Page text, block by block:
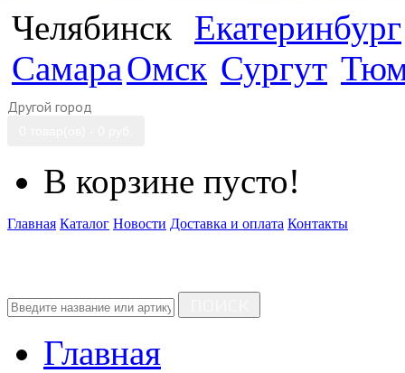
Челябинск
Екатеринбург
СамараОмск Сургут
Другой город
В корзине пусто!
Главная Каталог Новости Доставка и оплата Контакты
Главная